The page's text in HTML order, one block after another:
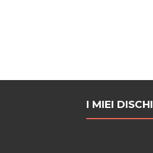
I MIEI DISCHI